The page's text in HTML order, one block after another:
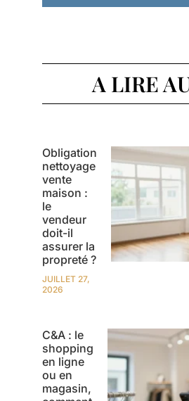
A LIRE
Obligation
nettoyage
vente
maison :
le
vendeur
doit-il
assurer la
propreté ?
JUILLET 27,
2026
C&A : le
shopping
en ligne
ou en
magasin,